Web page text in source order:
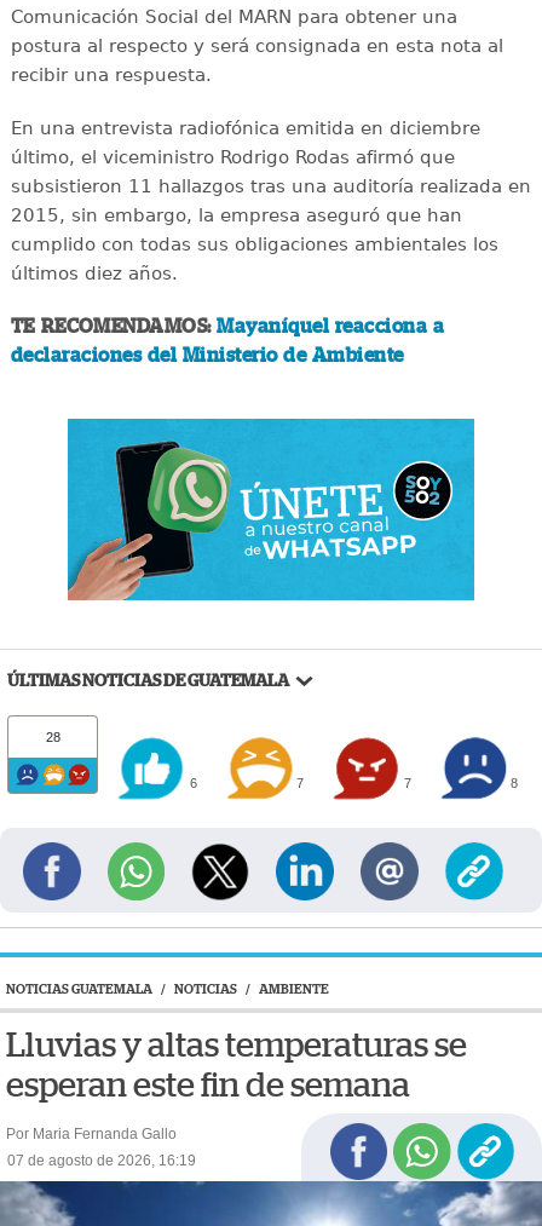
Comunicación Social del MARN para obtener una
postura al respecto y será consignada en esta nota al
recibir una respuesta.
En una entrevista radiofónica emitida en diciembre
último, el viceministro Rodrigo Rodas afirmó que
subsistieron 11 hallazgos tras una auditoría realizada en
2015, sin embargo, la empresa aseguró que han
cumplido con todas sus obligaciones ambientales los
últimos diez años.
TE RECOMENDAMOS:Mayaníquel reacciona a
declaraciones del Ministerio de Ambiente
ÚLTIMAS NOTICIAS DE GUATEMALA
28
6 7 7 8
NOTICIAS GUATEMALA / NOTICIAS / AMBIENTE
Lluvias y altas temperaturas se
esperan este fin de semana
Por Maria Fernanda Gallo
07 de agosto de 2026, 16:19